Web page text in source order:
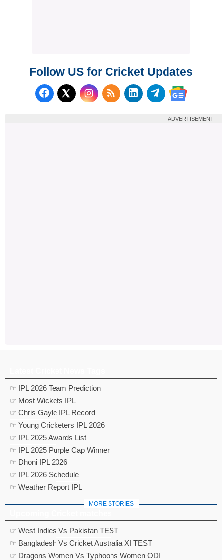
Follow US for Cricket Updates
Follow us on Facebook
Follow us on X (Twitter)
Subscribe to our RSS
Follow us on
Follow us on
Follow us
ADVERTISEMENT
☞ IPL 2026 Team Prediction
☞ Most Wickets IPL
☞ Chris Gayle IPL Record
☞ Young Cricketers IPL 2026
☞ IPL 2025 Awards List
☞ IPL 2025 Purple Cap Winner
☞ Dhoni IPL 2026
☞ IPL 2026 Schedule
☞ Weather Report IPL
MORE STORIES
☞ West Indies Vs Pakistan TEST
☞ Bangladesh Vs Cricket Australia XI TEST
☞ Dragons Women Vs Typhoons Women ODI